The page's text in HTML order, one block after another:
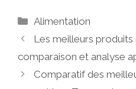
Catégories
Alimentation
Les meilleurs produits
comparaison et analyse
Comparatif des